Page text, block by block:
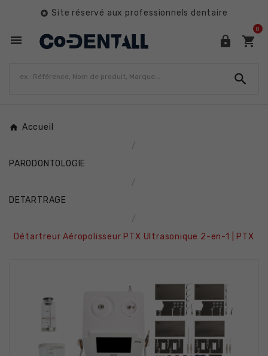
 Site réservé aux professionnels dentaire
  
0

Accueil
PARODONTOLOGIE
DETARTRAGE
Détartreur Aéropolisseur PTX Ultrasonique 2-en-1 | PTX